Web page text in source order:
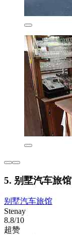
5. 别墅汽车旅馆
别墅汽车旅馆
Stenay
8.8/10
超赞